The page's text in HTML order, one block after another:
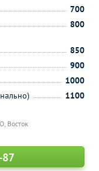
Восток
700
800
850
900
1000
1100